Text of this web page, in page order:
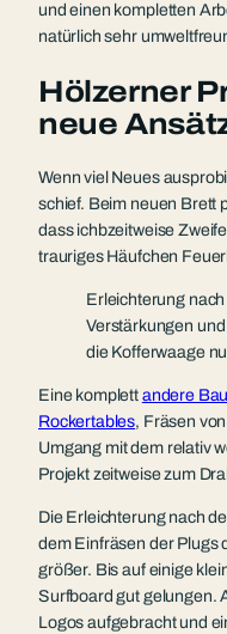
und einen kompletten
natürlich sehr
Hölzerner
neue
Wenn viel Neues
schief. Beim neuen Brett
dass ichbzeitweise
trauriges Häufchen
Erleichterung
Verstärkungen
die Kofferwaage
Eine komplett andere
Rockertables, Fräsen von
Umgang mit dem relativ
Projekt zeitweise zum
Die Erleichterung nach
dem Einfräsen der Plugs
größer. Bis auf einige
Surfboard gut gelungen.
Logos aufgebracht und